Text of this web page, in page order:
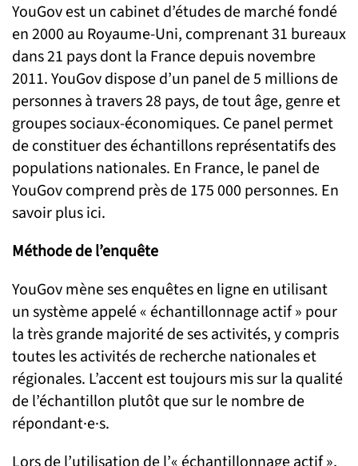
YouGov est un cabinet d’études de marché fondé
en 2000 au Royaume-Uni, comprenant 31 bureaux
dans 21 pays dont la France depuis novembre
2011. YouGov dispose d’un panel de 5 millions de
personnes à travers 28 pays, de tout âge, genre et
groupes sociaux-économiques. Ce panel permet
de constituer des échantillons représentatifs des
populations nationales. En France, le panel de
YouGov comprend près de 175 000 personnes. En
savoir plus ici.
Méthode de l’enquête
YouGov mène ses enquêtes en ligne en utilisant
un système appelé « échantillonnage actif » pour
la très grande majorité de ses activités, y compris
toutes les activités de recherche nationales et
régionales. L’accent est toujours mis sur la qualité
de l’échantillon plutôt que sur le nombre de
répondant·e·s.